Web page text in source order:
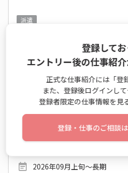
派遣
時給 2,300円～2,400円
月収例 257,600円～268,800
2026年09月上旬～長期
登録して
エントリー後の仕事紹
正式な仕事紹介には「登
また、登録後ログインし
登録者限定の仕事情報を見
登録・仕事のご相談